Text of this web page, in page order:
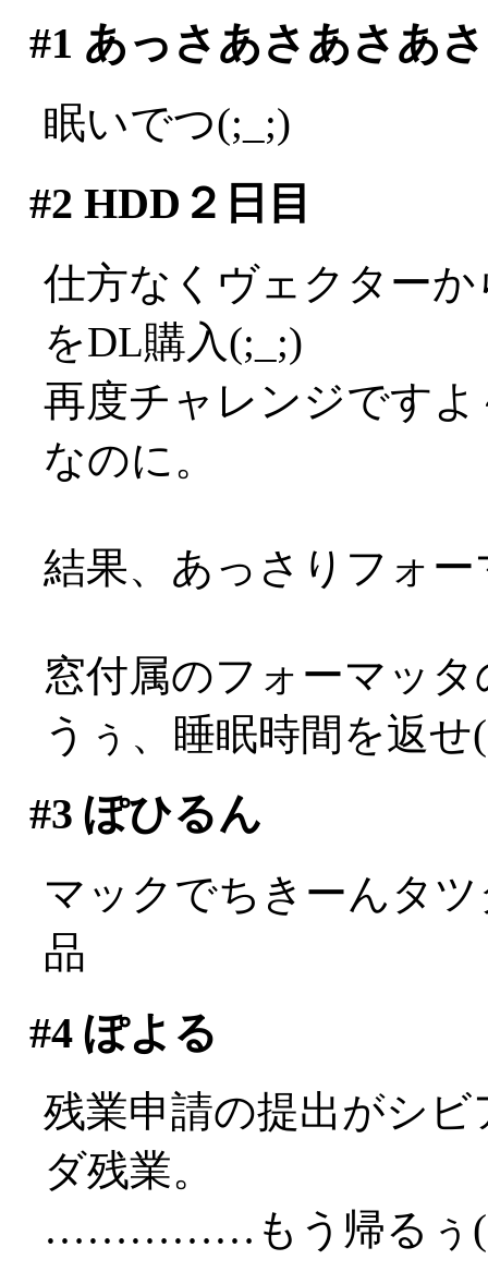
#1 あっさあさあさあ
眠いでつ(;_;)
#2 HDD２日目
仕方なくヴェクター
をDL購入(;_;)
再度チャレンジです
なのに。
結果、あっさりフォ
窓付属のフォーマッ
うぅ、睡眠時間を返
#3 ぽひるん
マックでちきーんタ
品
#4ぽよる
残業申請の提出がシ
ダ残業。
……………もう帰るぅ